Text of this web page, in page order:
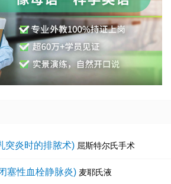
突炎时的排脓术) 屈斯特尔氏手术
塞性血栓静脉炎) 麦耶氏液